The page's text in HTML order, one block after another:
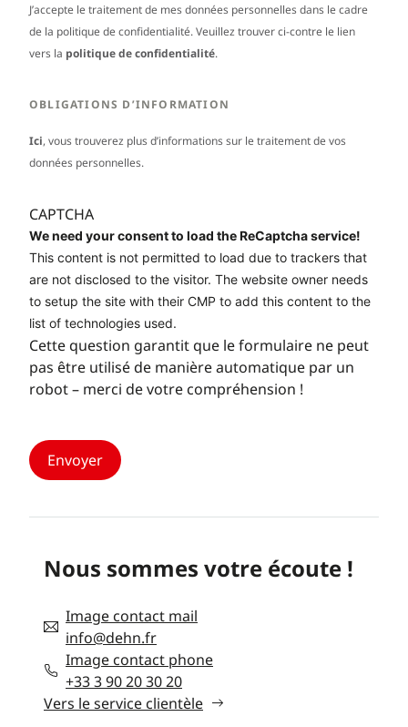
J’accepte le traitement de mes données personnelles dans le cadre
de la politique de confidentialité. Veuillez trouver ci-contre le lien
vers la politique de confidentialité.
OBLIGATIONS D’INFORMATION
Ici, vous trouverez plus d’informations sur le traitement de vos
données personnelles.
CAPTCHA
We need your consent to load the ReCaptcha service!
This content is not permitted to load due to trackers that
are not disclosed to the visitor. The website owner needs
to setup the site with their CMP to add this content to the
list of technologies used.
Cette question garantit que le formulaire ne peut
pas être utilisé de manière automatique par un
robot – merci de votre compréhension !
Nous sommes votre écoute !
Image contact mail
info@dehn.fr
Image contact phone
+33 3 90 20 30 20
Vers le service clientèle